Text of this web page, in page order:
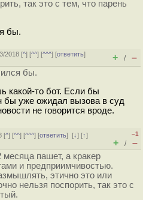
так это с тем, что парень
бы.
2018 [^] [^^] [^^^] [ответить]
+ / –
бы.
какой-то бот. Если бы
бы уже ожидал вызова в суд
не говорится вроде.
[^] [^^] [^^^] [ответить][↓] [↑]
–1
+ / –
месяца пашет, а кракер
и предприимчивостью.
этично это или
нельзя поспорить, так это с